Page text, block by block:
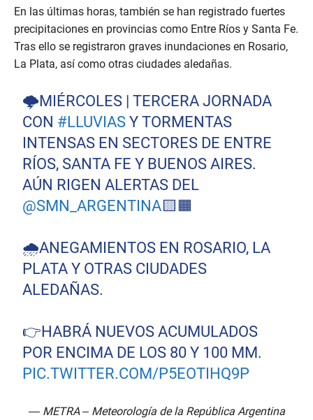
En las últimas horas, también se han registrado fuertes
precipitaciones en provincias como Entre Ríos y Santa Fe.
Tras ello se registraron graves inundaciones en Rosario,
La Plata, así como otras ciudades aledañas.
🌩MIÉRCOLES | TERCERA JORNADA
CON #LLUVIAS Y TORMENTAS
INTENSAS EN SECTORES DE ENTRE
RÍOS, SANTA FE Y BUENOS AIRES.
AÚN RIGEN ALERTAS DEL
@SMN_ARGENTINA🟨🟧
🌧ANEGAMIENTOS EN ROSARIO, LA
PLATA Y OTRAS CIUDADES
ALEDAÑAS.
👉HABRÁ NUEVOS ACUMULADOS
POR ENCIMA DE LOS 80 Y 100 MM.
PIC.TWITTER.COM/P5EOTIHQ9P
— METRA – Meteorología de la República Argentina